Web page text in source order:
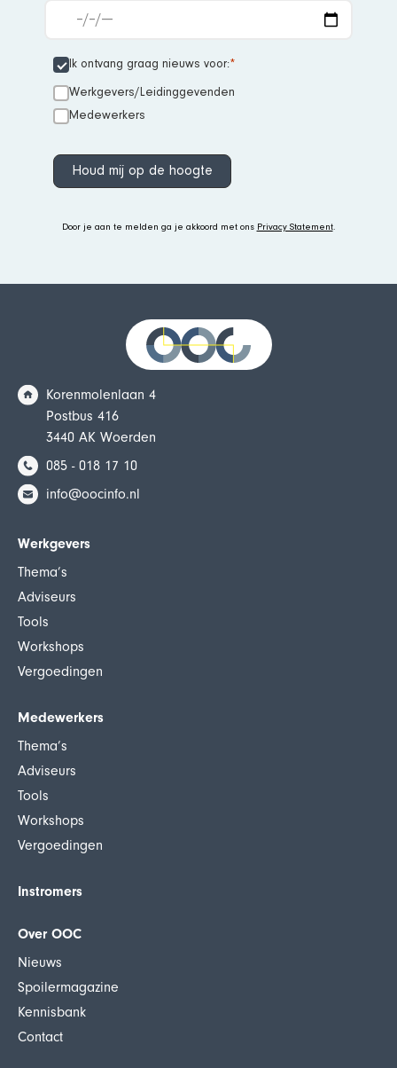
Ik ontvang graag nieuws voor:
Werkgevers/Leidinggevenden
Medewerkers
Houd mij op de hoogte
Door je aan te melden ga je akkoord met ons Privacy Statement.
Korenmolenlaan 4
Postbus 416
3440 AK Woerden
085 - 018 17 10
info@oocinfo.nl
Werkgevers
Thema’s
Adviseurs
Tools
Workshops
Vergoedingen
Medewerkers
Thema’s
Adviseurs
Tools
Workshops
Vergoedingen
Instromers
Over OOC
Nieuws
Spoilermagazine
Kennisbank
Contact